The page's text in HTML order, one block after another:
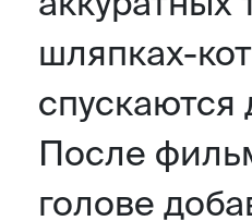
шляпках-
После
голове